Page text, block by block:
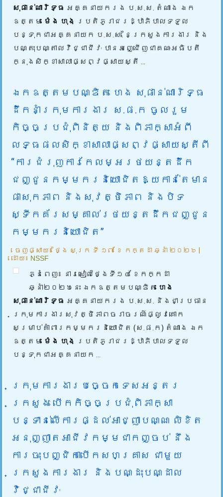
សុផាន់ណារិទ្ធ អគ្គនាយករង ប.ស.ស. តំណាង ឯក
ឧត្តម ម៉េង ហុង ប្រតិភូរាជរដ្ឋាភិបាលទទួល
បន្ទុកជាអគ្គនាយក ប.ស.ស. នៃក្រសួងការងារ និង
បណ្តុះបណ្តាលវិជ្ជាជីវៈ បានអញ្ជើញជាគណៈអធិបតី
ក្នុងសិក្ខាសាលាផ្សព្វផ្សាយស្តី...
ឯកឧត្តមបណ្ឌិត ហេង សុផាន់ណារិទ្ធ
ដឹកនាំក្រុមការងារ ស.ផ.ក ចូលរួម
កិច្ចប្រជុំពិនិត្យ និងពិភាក្សាអំពី
លទ្ធផលសិក្ខាសាលាផ្សព្វផ្សាយស្តីពី
“ការជំរុញការកែលម្អរថយន្តដឹក
ជញ្ជូនកម្មករនិយោជិតឱ្យកាន់តែមាន
ផាសុកភាព និងសុវត្ថិភាព និងបិទ
ស្ទីកគ័រសម្គាល់រថយន្តដឹកជញ្ជូន
កម្មករនិយោជិត”
ចេញផ្សាយ៖ ថ្ងៃ សុក្រ ទី ១៧ ខែ កក្តដា ឆ្នាំ ២០២៦
ដោយ៖ NSSF
ភ្នំពេញ៖ នារសៀលថ្ងៃទី១៤ ខែកក្កដា
ឆ្នាំ២០២៦នេះ ឯកឧត្តមបណ្ឌិត ហេង
សុផាន់ណារិទ្ធ អគ្គនាយករង ប.ស.ស. និងជាប្រធាន
ក្រុមការងារសុវត្ថិភាពចរាចរណ៍ផ្លូវគោក
សម្រាប់គាំពារកម្មករនិយោជិត (ស.ផ.ក) តំណាង ឯក
ឧត្តម ម៉េង ហុង ប្រតិភូរាជរដ្ឋាភិបាលទទួល
បន្ទុកជាអគ្គនាយក...
ក្រុមការងារបច្ចេកទេសអន្តរ
ក្រសួង បើកកិច្ចប្រជុំពិភាក្សា
បន្ទាន់លើការផ្ដល់អាជ្ញាបណ្ណ លិខិត
អនុញ្ញាតអាជីវកម្មជាកញ្ចប់ នឹង
ការចុះបញ្ជិកាបើកសហគ្រាស ជាមួយ
ក្រសួងការងារ និងបណ្ដុះបណ្ដាល
វិជ្ជាជីវៈ